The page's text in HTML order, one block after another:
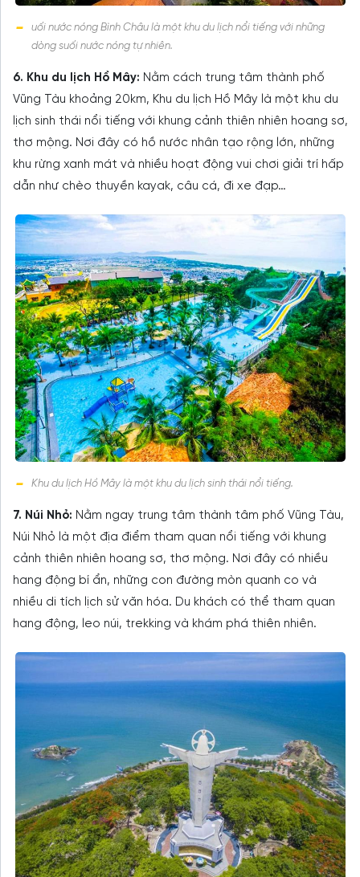
uối nước nóng Bình Châu là một khu du lịch nổi tiếng với những
dòng suối nước nóng tự nhiên.
6. Khu du lịch Hồ Mây: Nằm cách trung tâm thành phố
Vũng Tàu khoảng 20km, Khu du lịch Hồ Mây là một khu du
lịch sinh thái nổi tiếng với khung cảnh thiên nhiên hoang sơ,
thơ mộng. Nơi đây có hồ nước nhân tạo rộng lớn, những
khu rừng xanh mát và nhiều hoạt động vui chơi giải trí hấp
dẫn như chèo thuyền kayak, câu cá, đi xe đạp…
Khu du lịch Hồ Mây là một khu du lịch sinh thái nổi tiếng.
7. Núi Nhỏ: Nằm ngay trung tâm thành tâm phố Vũng Tàu,
Núi Nhỏ là một địa điểm tham quan nổi tiếng với khung
cảnh thiên nhiên hoang sơ, thơ mộng. Nơi đây có nhiều
hang động bí ẩn, những con đường mòn quanh co và
nhiều di tích lịch sử văn hóa. Du khách có thể tham quan
hang động, leo núi, trekking và khám phá thiên nhiên.